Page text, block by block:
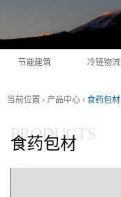
节能建筑 冷链物流
当前位置 › 产品中心 › 食药包材
PRODUCTS
食药包材